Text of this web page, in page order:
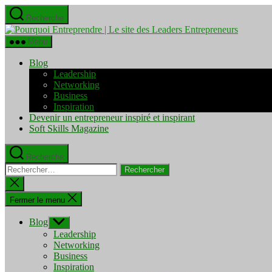
Aller
au
contenu
Recherche
Pourquoi
Menu
Blog
Leadership
Networking
Business
Inspiration
Devenir un entrepreneur inspiré et inspirant
Soft Skills Magazine
Recherche
Rechercher :
Fermer
la
recherche
Fermer le menu
Blog Afficher
le
sous-
menu
Leadership
Networking
Business
Inspiration